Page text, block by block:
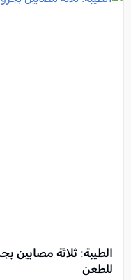
الطيبة: ثلاثة مصابين
للطعن